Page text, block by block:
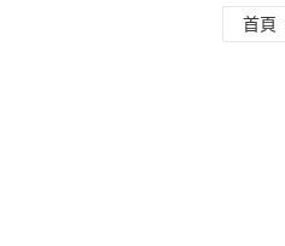
首頁